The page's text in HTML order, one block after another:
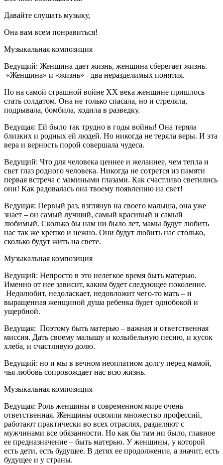
Давайте слушать музыку,
Она вам всем понравиться!
Музыкальная композиция
Ведущий: Женщина дает жизнь, женщина сберегает жизнь.
«Женщина» и «жизнь» - два неразделимых понятия.
Но на самой страшной войне ХХ века женщине пришлось
стать солдатом. Она не только спасала, но и стреляла,
подрывала, бомбила, ходила в разведку.
Ведущая: Ей было так трудно в годы войны! Она теряла
близких и родных ей людей. Но никогда не теряла веры. И эта
вера и верность порой совершала чудеса.
Ведущий: Что для человека ценнее и желаннее, чем тепла и
свет глаз родного человека. Никогда не сотрется из памяти
первая встреча с мамиными глазами. Как счастливо светились
они! Как радовалась она твоему появлению на свет!
Ведущая: Первый раз, взглянув на своего малыша, она уже
знает – он самый лучший, самый красивый и самый
любимый. Сколько бы нам ни было лет, мамы будут любить
нас так же крепко и нежно. Они будут любить нас столько,
сколько будут жить на свете.
Музыкальная композиция
Ведущий: Непросто в это нелегкое время быть матерью.
Именно от нее зависит, каким будет следующее поколение.
Недолюбит, недоласкает, недовложит чего-то мать – и
выращенная женщиной душа ребенка будет однобокой и
ущербной.
Ведущая: Поэтому быть матерью – важная и ответственная
миссия. Дать своему малышу и колыбельную песню, и кусок
хлеба, и счастливую долю.
Ведущий: но и мы в вечном неоплатном долгу перед мамой,
чья любовь сопровождает нас всю жизнь.
Музыкальная композиция
Ведущая: Роль женщины в современном мире очень
ответственная. Женщины освоили множество профессий,
работают практически во всех отраслях, разделяют с
мужчинами все обязанности. Но как бы там ни было, главное
ее предназначение – быть матерью. У женщины, у которой
есть дети, есть будущее. В детях ее продолжение, а значит, есть
будущее и у страны.